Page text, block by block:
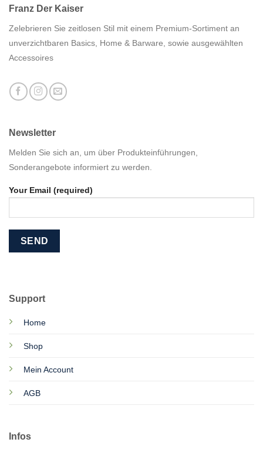
Franz Der Kaiser
Zelebrieren Sie zeitlosen Stil mit einem Premium-Sortiment an
unverzichtbaren Basics, Home & Barware, sowie ausgewählten
Accessoires
Support
Home
Shop
Mein Account
AGB
Infos
Newsletter
Melden Sie sich an, um über Produkteinführungen,
Sonderangebote informiert zu werden.
Your Email (required)